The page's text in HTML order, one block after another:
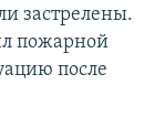
застрелены.
пожарной
после